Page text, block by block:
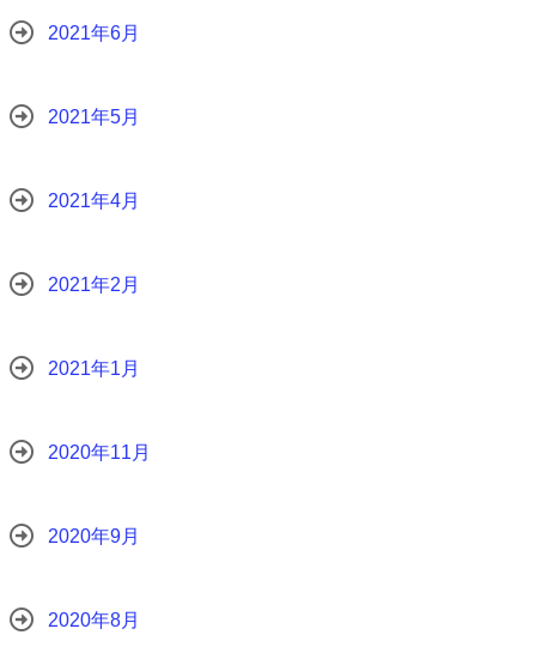
2021年6月
2021年5月
2021年4月
2021年2月
2021年1月
2020年11月
2020年9月
2020年8月